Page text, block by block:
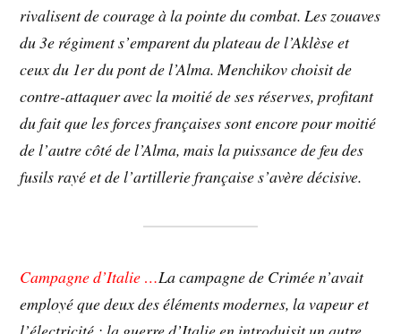
rivalisent de courage à la pointe du combat. Les zouaves
du 3e régiment s’emparent du plateau de l’Aklèse et
ceux du 1er du pont de l’Alma. Menchikov choisit de
contre-attaquer avec la moitié de ses réserves, profitant
du fait que les forces françaises sont encore pour moitié
de l’autre côté de l’Alma, mais la puissance de feu des
fusils rayé et de l’artillerie française s’avère décisive.
Campagne d’Italie …La campagne de Crimée n’avait
employé que deux des éléments modernes, la vapeur et